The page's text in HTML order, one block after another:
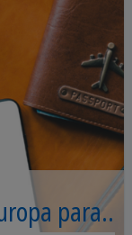
para